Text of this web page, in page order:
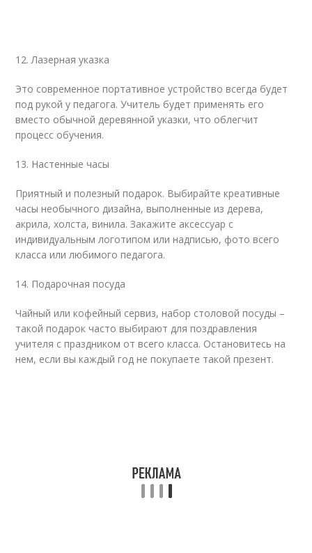
12. Лазерная указка
Это современное портативное устройство всегда будет
под рукой у педагога. Учитель будет применять его
вместо обычной деревянной указки, что облегчит
процесс обучения.
13. Настенные часы
Приятный и полезный подарок. Выбирайте креативные
часы необычного дизайна, выполненные из дерева,
акрила, холста, винила. Закажите аксессуар с
индивидуальным логотипом или надписью, фото всего
класса или любимого педагога.
14. Подарочная посуда
Чайный или кофейный сервиз, набор столовой посуды –
такой подарок часто выбирают для поздравления
учителя с праздником от всего класса. Остановитесь на
нем, если вы каждый год не покупаете такой презент.